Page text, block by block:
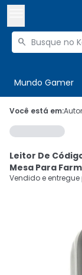
Buscar

Mundo Gamer
 Olá.

Cupons
Ativar
Você está em:
Leitor De
Mesa Para
Vendido e entregue